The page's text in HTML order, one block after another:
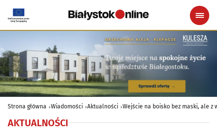
Strona główna Wiadomości Aktualności Wejście na boisko bez maski, ale z
AKTUALNOŚCI